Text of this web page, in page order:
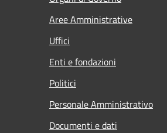
Aree Amministrative
Uffici
Enti e fondazioni
Politici
Personale Amministrativo
Documenti e dati